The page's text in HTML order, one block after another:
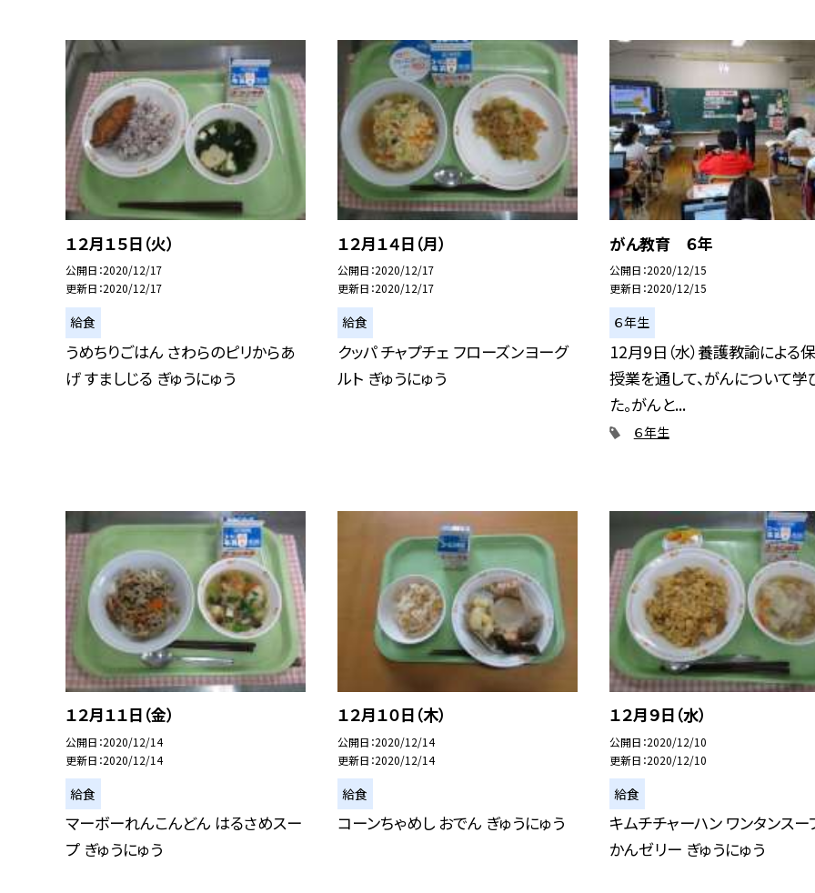
１２月１５日（火）
公開日 2020/12/17
更新日 2020/12/17
給食
うめちりごはん さわらのピリからあ
げ すましじる ぎゅうにゅう
１２月１４日（月）
公開日 2020/12/17
更新日 2020/12/17
給食
クッパ チャプチェ フローズンヨーグ
ルト ぎゅうにゅう
がん教育 ６年
公開日 2020/12/15
更新日 2020/12/15
６年生
12月9日（水）養護教諭による
授業を通して、がんについて学
た。がんと...
６年生
１２月１１日（金）
公開日 2020/12/14
更新日 2020/12/14
給食
マーボーれんこんどん はるさめスー
プ ぎゅうにゅう
１２月１０日（木）
公開日 2020/12/14
更新日 2020/12/14
給食
コーンちゃめし おでん ぎゅうにゅう
１２月９日（水）
公開日 2020/12/10
更新日 2020/12/10
給食
キムチチャーハン ワンタンスー
かんゼリー ぎゅうにゅう